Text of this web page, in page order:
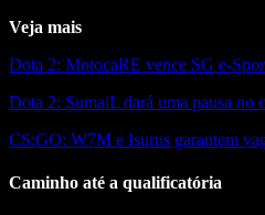
Veja mais
Dota 2: MotocaRE vence SG e-
Dota 2: SumaiL dará uma pausa no
CS:GO: W7M e Isurus garantem
Caminho até a qualificatória